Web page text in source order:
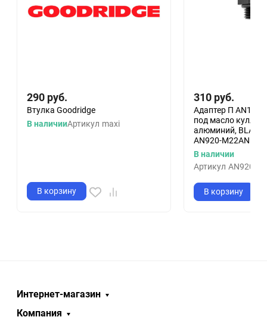
290 руб.
Втулка Goodridge
В наличииАртикул maxi
В корзину
310 руб.
Адаптер П AN10 -
под масло куллер
алюминий,
AN920-
В наличии
Артикул AN920-
В корзину
Интернет-магазин
Компания